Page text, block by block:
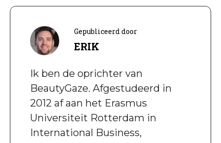
Gepubliceerd door
ERIK
Ik ben de oprichter van
BeautyGaze. Afgestudeerd in
2012 af aan het Erasmus
Universiteit Rotterdam in
International Business,